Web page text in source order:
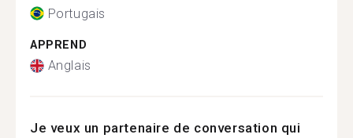
Portugais
APPREND
Anglais
Je veux un partenaire de conversation qui